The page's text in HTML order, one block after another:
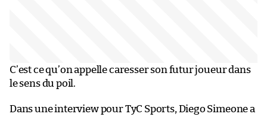
C’est ce qu’on appelle caresser son futur joueur dans
le sens du poil.
Dans une interview pour TyC Sports, Diego Simeone a